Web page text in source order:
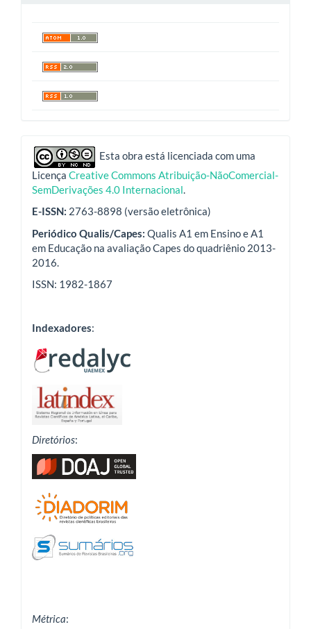
indexadoresEsta obra está licenciada com uma
Licença Creative Commons Atribuição-NãoComercial-
SemDerivações 4.0 Internacional
E-ISSN: 2763-8898 (versão eletrônica)
Periódico Qualis/Capes: Qualis A1 em Ensino e A1
em Educação na avaliação Capes do quadriênio 2013-
2016.
ISSN: 1982-1867
Indexadores:
Diretórios:
Métrica: